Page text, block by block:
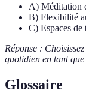
A) Méditation
B) Flexibilité
C) Espaces de
Réponse :
quotidien en tant
Glossaire